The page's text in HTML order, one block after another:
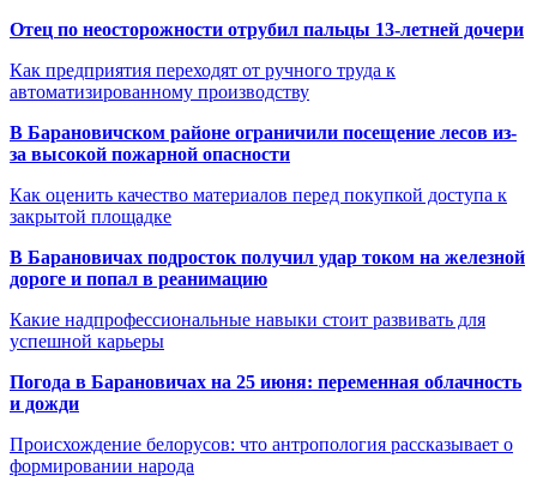
Отец по неосторожности отрубил пальцы 13-летней дочери
Как предприятия переходят от ручного труда к
автоматизированному производству
В Барановичском районе ограничили посещение лесов из-
за высокой пожарной опасности
Как оценить качество материалов перед покупкой доступа к
закрытой площадке
В Барановичах подросток получил удар током на железной
дороге и попал в реанимацию
Какие надпрофессиональные навыки стоит развивать для
успешной карьеры
Погода в Барановичах на 25 июня: переменная облачность
и дожди
Происхождение белорусов: что антропология рассказывает о
формировании народа